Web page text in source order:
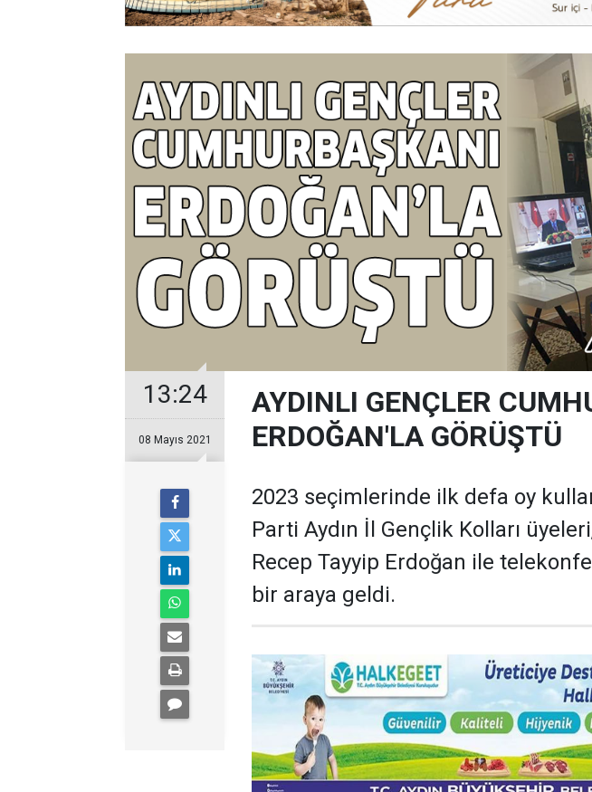
13:24
08 Mayıs 2021
AYDINLI GENÇLER
ERDOĞAN'LA GÖRÜŞTÜ
2023 seçimlerinde ilk defa oy
Parti Aydın İl Gençlik Kolları
Recep Tayyip Erdoğan ile
bir araya geldi.